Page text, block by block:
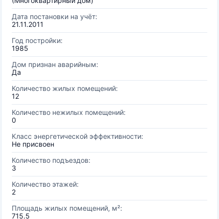
Дата постановки на учёт:
21.11.2011
Год постройки:
1985
Дом признан аварийным:
Да
Количество жилых помещений:
12
Количество нежилых помещений:
0
Класс энергетической эффективности:
Не присвоен
Количество подъездов:
3
Количество этажей:
2
Площадь жилых помещений, м²:
715.5